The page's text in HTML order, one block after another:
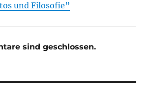
und Filosofie”
sind geschlossen.